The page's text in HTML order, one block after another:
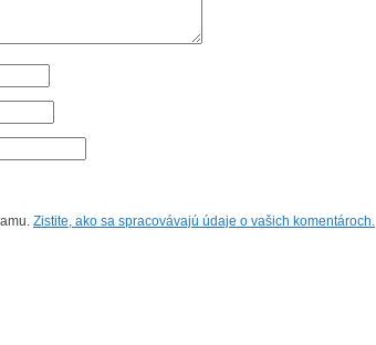
Zistite, ako sa spracovávajú údaje o vašich komentároch.